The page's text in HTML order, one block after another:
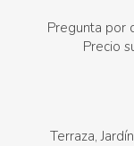
Pregunta por
Precio
Terraza Jardín